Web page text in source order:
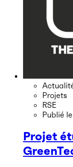
Projets
RSE
Publié le
Projet